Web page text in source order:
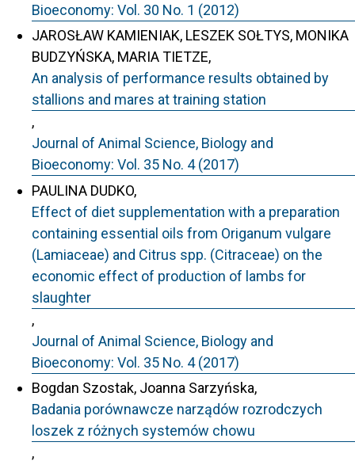
Bioeconomy: Vol. 30 No. 1 (2012)
JAROSŁAW KAMIENIAK, LESZEK SOŁTYS, MONIKA
BUDZYŃSKA, MARIA TIETZE,
An analysis of performance results obtained by
stallions and mares at training station
,
Journal of Animal Science, Biology and
Bioeconomy: Vol. 35 No. 4 (2017)
PAULINA DUDKO,
Effect of diet supplementation with a preparation
containing essential oils from Origanum vulgare
(Lamiaceae) and Citrus spp. (Citraceae) on the
economic effect of production of lambs for
slaughter
,
Journal of Animal Science, Biology and
Bioeconomy: Vol. 35 No. 4 (2017)
Bogdan Szostak, Joanna Sarzyńska,
Badania porównawcze narządów rozrodczych
loszek z różnych systemów chowu
,